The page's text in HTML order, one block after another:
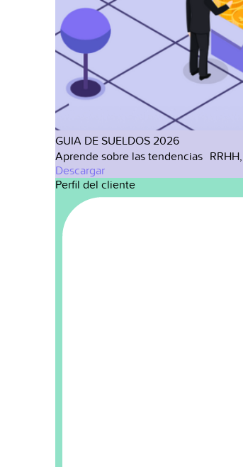
GUIA DE SUELDOS 2026
Aprende sobre las tendencias
Descargar
Perfil del cliente